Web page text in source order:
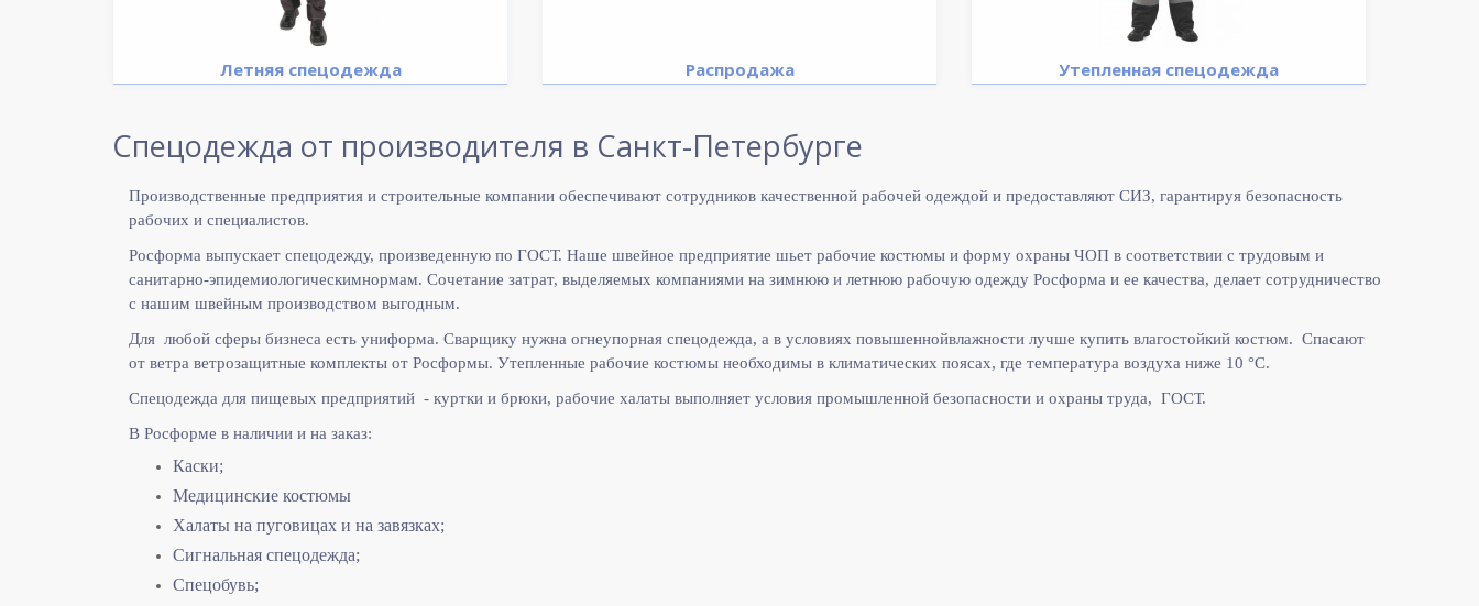
Летняя спецодежда Распродажа Утепленная спецодежда
Спецодежда от производителя в Санкт-Петербурге
Производственные предприятия и строительные компании обеспечивают сотрудников качественной рабочей одеждой и предоставляют СИЗ, гарантируя безопасность
рабочих и специалистов.
Росформа выпускает спецодежду, произведенную по ГОСТ. Наше швейное предприятие шьет рабочие костюмы и форму охраны ЧОП в соответствии с трудовым и
санитарно-эпидемиологическимнормам. Сочетание затрат, выделяемых компаниями на зимнюю и летнюю рабочую одежду Росформа и ее качества, делает сотрудничество
с нашим швейным производством выгодным.
Для любой сферы бизнеса есть униформа. Сварщику нужна огнеупорная спецодежда, а в условиях повышеннойвлажности лучше купить влагостойкий костюм. Спасают
от ветра ветрозащитные комплекты от Росформы. Утепленные рабочие костюмы необходимы в климатических поясах, где температура воздуха ниже 10 °C.
Спецодежда для пищевых предприятий - куртки и брюки, рабочие халаты выполняет условия промышленной безопасности и охраны труда, ГОСТ.
В Росформе в наличии и на заказ:
Каски;
Медицинские костюмы
Халаты на пуговицах и на завязках;
Сигнальная спецодежда;
Спецобувь;